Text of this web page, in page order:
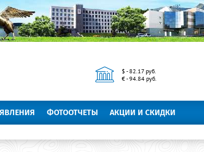
$ - 82.17 руб.
€ - 94.84 руб.
ФОТООТЧЕТЫ АКЦИИ И СКИДКИ